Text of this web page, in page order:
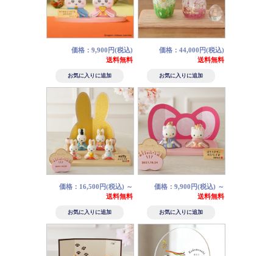
価格：9,900円(税込)
送料無料
価格：44,000円(税込)
送料無料
価格：16,500円(税込) ～
送料無料
価格：9,900円(税込) ～
送料無料